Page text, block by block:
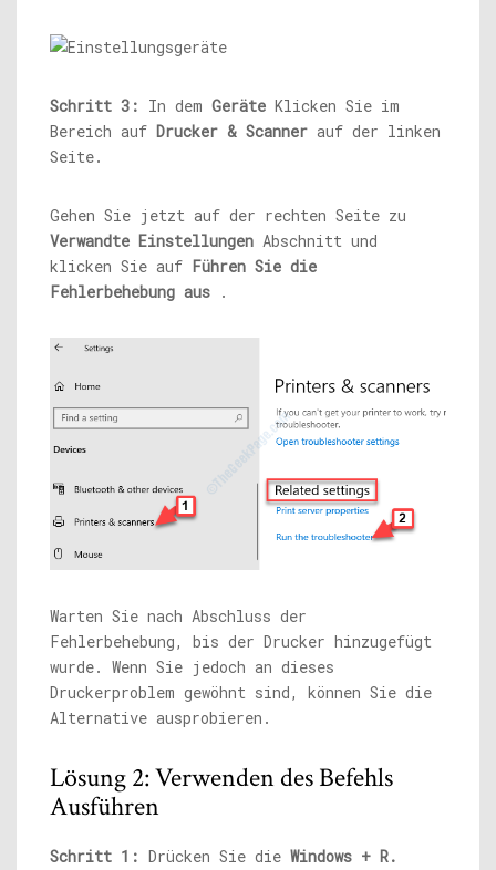
Schritt 3: In dem Geräte Klicken Sie im
Bereich auf Drucker & Scanner auf der linken
Seite.
Gehen Sie jetzt auf der rechten Seite zu
Verwandte Einstellungen Abschnitt und
klicken Sie auf Führen Sie die
Fehlerbehebung aus .
Warten Sie nach Abschluss der
Fehlerbehebung, bis der Drucker hinzugefügt
wurde. Wenn Sie jedoch an dieses
Druckerproblem gewöhnt sind, können Sie die
Alternative ausprobieren.
Lösung 2: Verwenden des Befehls
Ausführen
Schritt 1: Drücken Sie die Windows + R.